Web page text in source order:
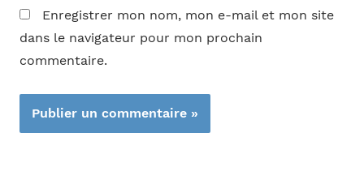
Enregistrer mon nom, mon e-mail et mon site
dans le navigateur pour mon prochain
commentaire.